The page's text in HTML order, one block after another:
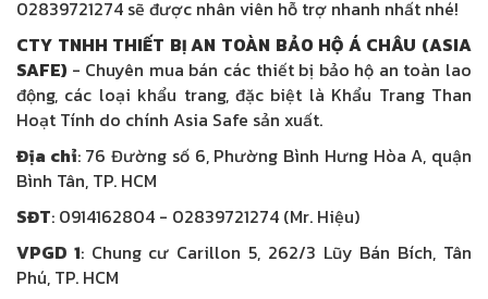
02839721274 sẽ được nhân viên hỗ trợ nhanh nhất nhé!
CTY TNHH THIẾT BỊ AN TOÀN BẢO HỘ Á CHÂU (ASIA
SAFE) - Chuyên mua bán các thiết bị bảo hộ an toàn lao
động, các loại khẩu trang, đặc biệt là Khẩu Trang Than
Hoạt Tính do chính Asia Safe sản xuất.
Địa chỉ: 76 Đường số 6, Phường Bình Hưng Hòa A, quận
Bình Tân, TP. HCM
SĐT: 0914162804 - 02839721274 (Mr. Hiệu)
VPGD 1: Chung cư Carillon 5, 262/3 Lũy Bán Bích, Tân
Phú, TP. HCM